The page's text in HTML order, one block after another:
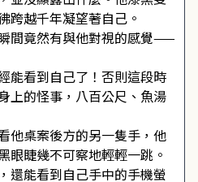
跨越千年凝望著自己。
間竟然有與他對視的感覺——
能看到自己了！否則這段時
上的怪事，八百公尺、魚湯
他桌案後方的另一隻手，他
眼睫幾不可察地輕輕一跳。
還能看到自己手中的手機螢